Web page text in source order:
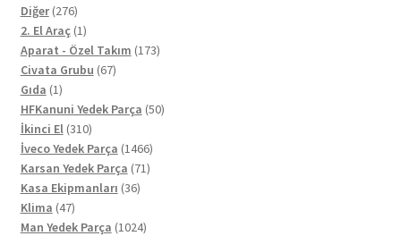
Diğer 276276
ürün
2. El Araç 11
ürün
Aparat - Özel Takım 173173
Civata Grubu 6767
Gıda 11
ürün
HFKanuni Yedek Parça 5050
İkinci El 310310
ürün
İveco Yedek Parça 14661466
ürün
Karsan Yedek Parça 7171
Kasa Ekipmanları 3636
Klima 4747
ürün
Man Yedek Parça 10241024